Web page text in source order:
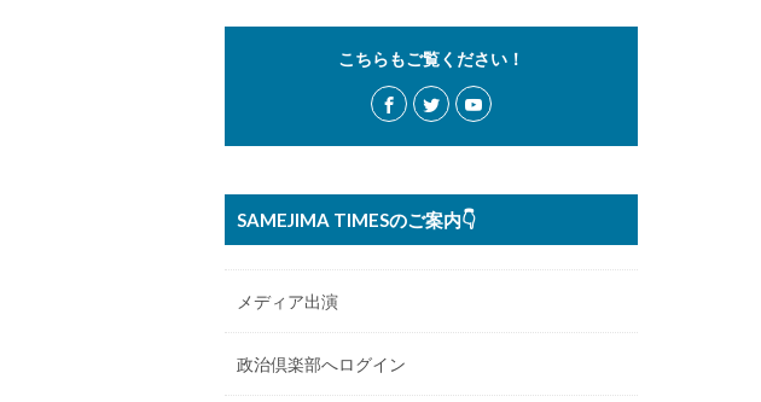
こちらもご覧ください！
SAMEJIMA TIMESのご案内👇
メディア出演
政治倶楽部へログイン